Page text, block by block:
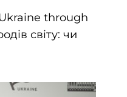
through
світу: чи